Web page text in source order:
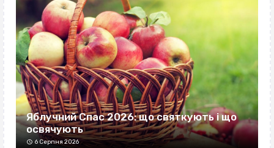
Яблучний Спас 2026: що святкують і що
освячують
6 Серпня 2026